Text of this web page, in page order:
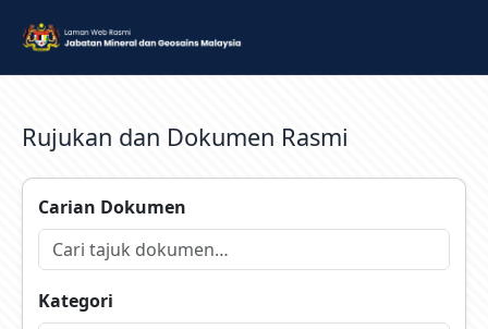
Rujukan dan Dokumen Rasmi
Carian Dokumen
Kategori